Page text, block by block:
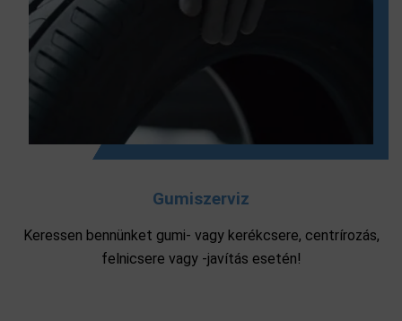
Gumiszerviz
Keressen bennünket gumi- vagy kerékcsere, centrírozás,
felnicsere vagy -javítás esetén!